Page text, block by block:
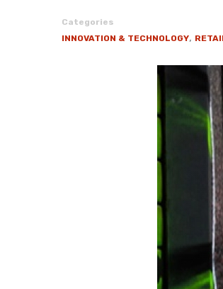
Categories
INNOVATION & TECHNOLOGY,